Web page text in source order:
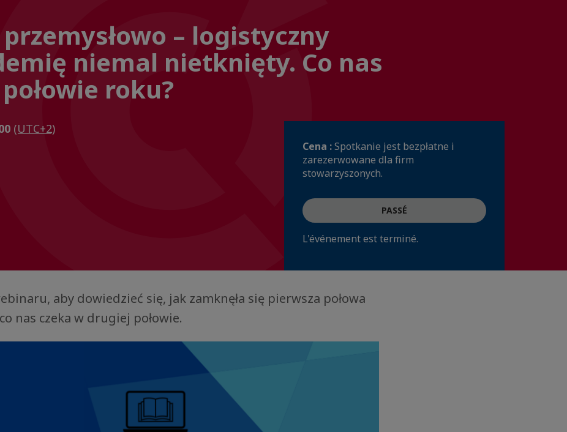
– logistyczny
niemal nietknięty. Co nas
roku?
(UTC+2)
Cena :Spotkanie jest bezpłatne i
zarezerwowane dla firm
stowarzyszonych.
PASSÉ
L'événement est terminé.
aby dowiedzieć się, jak zamknęła się pierwsza połowa
nas czeka w drugiej połowie.